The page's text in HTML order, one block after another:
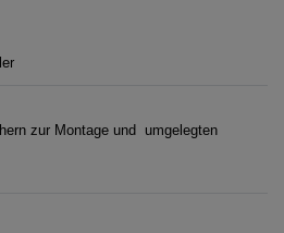
zur Montage und umgelegten